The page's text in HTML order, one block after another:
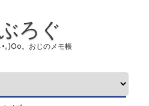
ろぐ
•｡)Оо。おじのメモ帳